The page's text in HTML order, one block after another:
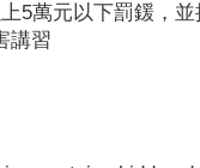
5萬元以下罰鍰，
講習